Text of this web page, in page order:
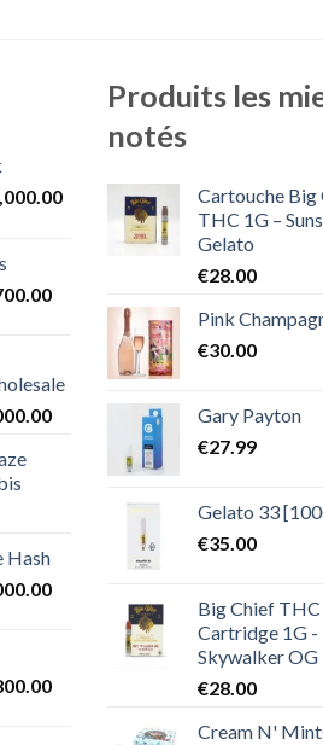
Plage
€25,000.00
Plage
€400.00
à
€1,700.00
Plage
Hash
Plage
àPlage
Produits les
notés
Cartouche Big
THC 1G –
Gelato
€28.00
Pink
€30.00
Gary Payton
€27.99
Gelato 33
€35.00
Big Chief THC
Cartridge 1G -
Skywalker OG
€28.00
Cream N'